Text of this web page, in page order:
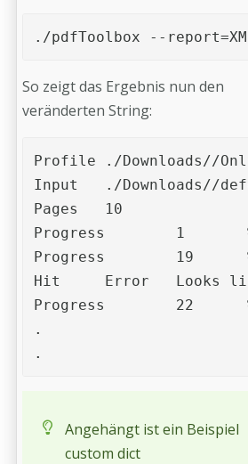
./pdfToolbox --
So zeigt das Ergebnis nun den
veränderten String:
Profile	./Downloads//Only syntax checks.kfpx
Input	./Downloads//defect.pdf
Pages	10
Progress	1	%
Progress	19	%
Hit	Error	Looks like there is a missing font
Progress	22	%
.
.
Angehängt ist ein Beispiel
custom dict